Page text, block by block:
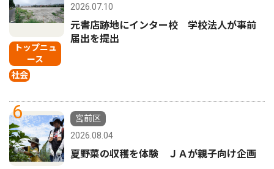
トップニュ
ース
社会
2026.07.10
元書店跡地にインター校 学校法人が事前
届出を提出
6
宮前区
2026.08.04
夏野菜の収穫を体験 ＪＡが親子向け企画